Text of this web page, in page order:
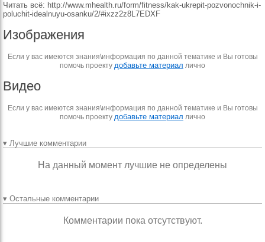
Читать всё: http://www.mhealth.ru/form/fitness/kak-ukrepit-pozvonochnik-i-
poluchit-idealnuyu-osanku/2/#ixzz2z8L7EDXF
Изображения
Если у вас имеются знания\информация по данной тематике и Вы готовы
помочь проекту добавьте материал лично
Видео
Если у вас имеются знания\информация по данной тематике и Вы готовы
помочь проекту добавьте материал лично
▾ Лучшие комментарии
На данный момент лучшие не определены
▾ Остальные комментарии
Комментарии пока отсутствуют.